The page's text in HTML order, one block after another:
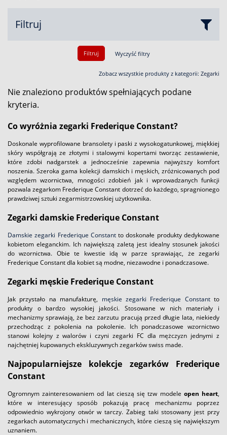
Filtruj
Filtruj Wyczyść filtry
Zobacz wszystkie produkty z kategorii: Zegarki
Nie znaleziono produktów spełniających podane
kryteria.
Co wyróżnia zegarki Frederique Constant?
Doskonale wyprofilowane bransolety i paski z wysokogatunkowej, miękkiej
skóry współgrają ze złotymi i stalowymi kopertami tworząc zestawienie,
które zdobi nadgarstek a jednocześnie zapewnia najwyższy komfort
noszenia. Szeroka gama kolekcji damskich i męskich, zróżnicowanych pod
względem wzornictwa, mnogości zdobień jak i wprowadzanych funkcji
pozwala zegarkom Frederique Constant dotrzeć do każdego, spragnionego
prawdziwej sztuki zegarmistrzowskiej użytkownika.
Zegarki damskie Frederique Constant
Damskie zegarki Frederique Constantto doskonałe produkty dedykowane
kobietom eleganckim. Ich największą zaletą jest idealny stosunek jakości
do wzornictwa. Obie te kwestie idą w parze sprawiając, że zegarki
Frederique Constant dla kobiet są modne, niezawodne i ponadczasowe.
Zegarki męskie Frederique Constant
Jak przystało na manufakturę, męskie zegarki Frederique Constantto
produkty o bardzo wysokiej jakości. Stosowane w nich materiały i
mechanizmy sprawiają, że bez zarzutu pracują przed długie lata, niekiedy
przechodząc z pokolenia na pokolenie. Ich ponadczasowe wzornictwo
stanowi kolejny z walorów i czyni zegarki FC dla mężczyzn jednymi z
najchętniej kupowanych ekskluzywnych zegarków swiss made.
Najpopularniejsze kolekcje zegarków Frederique
Constant
Ogromnym zainteresowaniem od lat cieszą się tzw modele open heart,
które w interesujący sposób pokazują pracę mechanizmu poprzez
odpowiednio wykrojony otwór w tarczy. Zabieg taki stosowany jest przy
zegarkach automatycznych i mechanicznych, które cieszą się największym
uznaniem.